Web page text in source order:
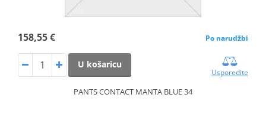
158,55 € Po narudžbi
U košaricu
Usporedite
PANTS CONTACT MANTA BLUE 34